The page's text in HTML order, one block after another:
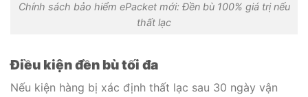
Chính sách bảo hiểm ePacket mới: Đền bù 100% giá trị nếu
thất lạc
Điều kiện đền bù tối đa
Nếu kiện hàng bị xác định thất lạc sau 30 ngày vận